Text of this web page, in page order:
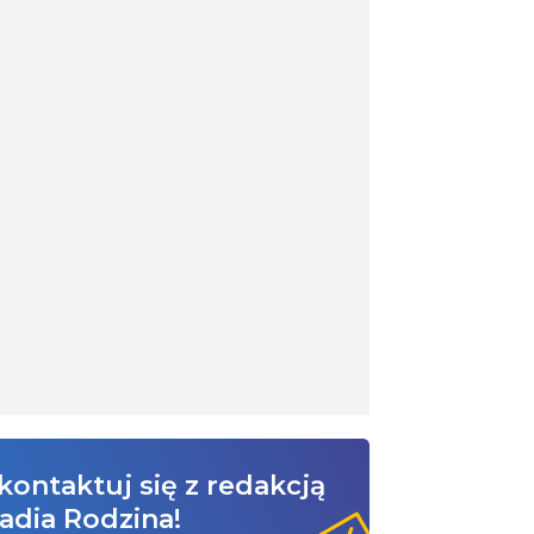
się z redakcją
Rodzina!